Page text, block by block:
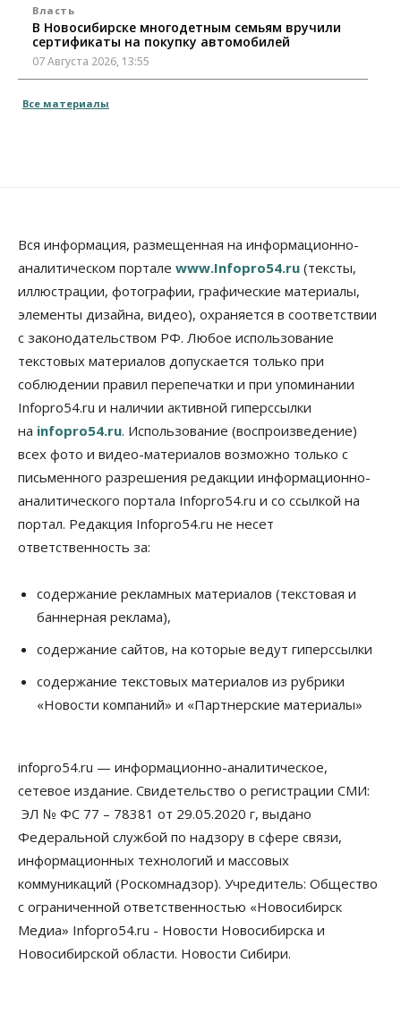
Власть
В Новосибирске многодетным семьям вручили
сертификаты на покупку автомобилей
07 Августа 2026, 13:55
Треть автовладельцев в Новосибирской области
07 Августа 2026, 12:35
Общество
Синоптики рассказали о погоде в Новосибирске
на выходных
07 Августа 2026, 12:00
Жители Новосибирска смогут добровольно
повысить свою пенсию
07 Августа 2026, 11:30
Общество
Деньгами будут распоряжаться дети: в десяти
школах Новосибирской области введут
инициативное бюджетирование
07 Августа 2026, 11:00
заключили под стражу
07 Августа 2026, 10:15
Общество
Новосибирской области, но режима ЧС не будет
07 Августа 2026, 10:00
выстраивают системы защиты от атак БПЛА
07 Августа 2026, 09:00
По «Сибэлектротерму» выдали исполнительные
листы на полмиллиарда рублей
07 Августа 2026, 08:00
Бизнес Власть Медицина Общество
Искусственный интеллект предлагают
привлекать к разработке новых лекарств в
России
Все материалы
Вся информация, размещенная на информационно-
аналитическом портале www.Infopro54.ru (тексты,
иллюстрации, фотографии, графические материалы,
элементы дизайна, видео), охраняется в соответствии
с законодательством РФ. Любое использование
текстовых материалов допускается только при
соблюдении правил перепечатки и при упоминании
Infopro54.ru и наличии активной гиперссылки
на infopro54.ru. Использование (воспроизведение)
всех фото и видео-материалов возможно только с
письменного разрешения редакции информационно-
аналитического портала Infopro54.ru и со ссылкой на
портал. Редакция Infopro54.ru не несет
ответственность за:
содержание рекламных материалов (текстовая и
баннерная реклама),
содержание сайтов, на которые ведут гиперссылки
содержание текстовых материалов из рубрики
«Новости компаний» и «Партнерские материалы»
infopro54.ru — информационно-аналитическое,
сетевое издание. Свидетельство о регистрации СМИ:
ЭЛ № ФС 77 – 78381 от 29.05.2020 г, выдано
Федеральной службой по надзору в сфере связи,
информационных технологий и массовых
коммуникаций (Роскомнадзор). Учредитель: Общество
с ограниченной ответственностью «Новосибирск
Медиа» Infopro54.ru - Новости Новосибирска и
Новосибирской области. Новости Сибири.